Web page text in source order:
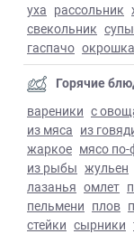
уха рассольник
свекольник
гаспачо окрошка
Горячие
вареники с
из мяса из
жаркое мясо по-
из рыбы жульен
лазанья омлет
пельмени плов
стейки сырники